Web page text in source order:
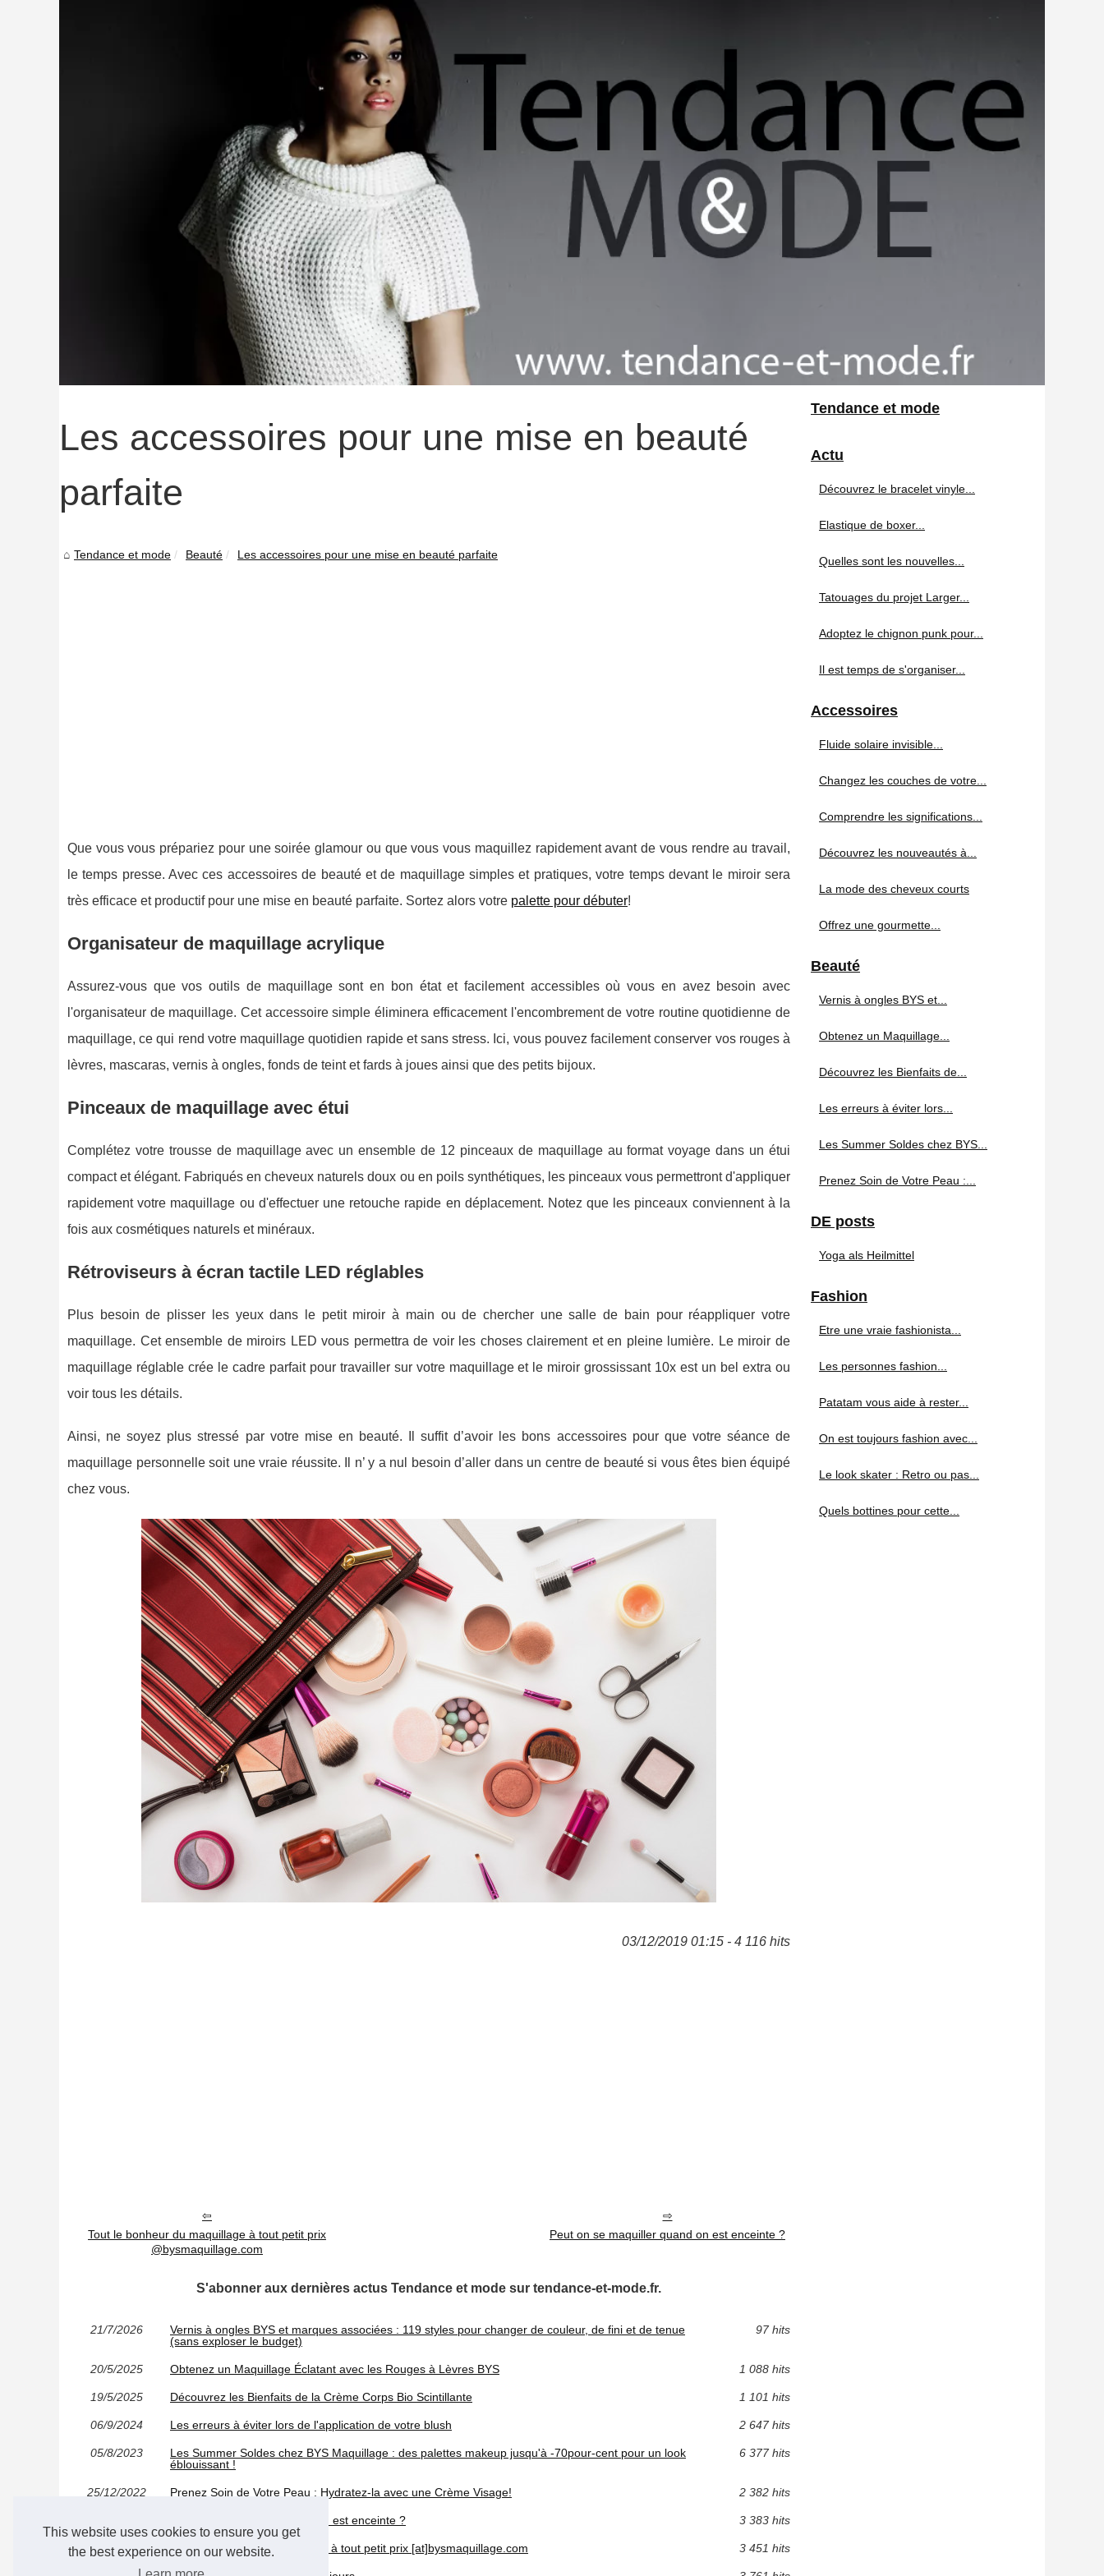
This website uses cookies to ensure you get
the best experience on our website.
Les accessoires pour une mise en beauté
parfaite
Tendance et mode Beauté Les accessoires pour une mise en beauté parfaite
Que vous vous prépariez pour une soirée glamour ou que vous vous maquillez rapidement avant de vous rendre au travail,
le temps presse. Avec ces accessoires de beauté et de maquillage simples et pratiques, votre temps devant le miroir sera
très efficace et productif pour une mise en beauté parfaite. Sortez alors votre palette pour débuter!
Organisateur de maquillage acrylique
Assurez-vous que vos outils de maquillage sont en bon état et facilement accessibles où vous en avez besoin avec
l'organisateur de maquillage. Cet accessoire simple éliminera efficacement l'encombrement de votre routine quotidienne de
maquillage, ce qui rend votre maquillage quotidien rapide et sans stress. Ici, vous pouvez facilement conserver vos rouges à
lèvres, mascaras, vernis à ongles, fonds de teint et fards à joues ainsi que des petits bijoux.
Pinceaux de maquillage avec étui
Complétez votre trousse de maquillage avec un ensemble de 12 pinceaux de maquillage au format voyage dans un étui
compact et élégant. Fabriqués en cheveux naturels doux ou en poils synthétiques, les pinceaux vous permettront d'appliquer
rapidement votre maquillage ou d'effectuer une retouche rapide en déplacement. Notez que les pinceaux conviennent à la
fois aux cosmétiques naturels et minéraux.
Rétroviseurs à écran tactile LED réglables
Plus besoin de plisser les yeux dans le petit miroir à main ou de chercher une salle de bain pour réappliquer votre
maquillage. Cet ensemble de miroirs LED vous permettra de voir les choses clairement et en pleine lumière. Le miroir de
maquillage réglable crée le cadre parfait pour travailler sur votre maquillage et le miroir grossissant 10x est un bel extra ou
voir tous les détails.
Ainsi, ne soyez plus stressé par votre mise en beauté. Il suffit d’avoir les bons accessoires pour que votre séance de
maquillage personnelle soit une vraie réussite. Il n’ y a nul besoin d’aller dans un centre de beauté si vous êtes bien équipé
chez vous.
03/12/2019 01:15 - 4 116 hits
Tout le bonheur du maquillage à tout petit prix
@bysmaquillage.com
Peut on se maquiller quand on est enceinte ?
S'abonner aux dernières actus Tendance et mode sur tendance-et-mode.fr.
21/7/2026
Vernis à ongles BYS et marques associées : 119 styles pour changer de couleur, de fini et de tenue
(sans exploser le budget)
97 hits
20/5/2025 Obtenez un Maquillage Éclatant avec les Rouges à Lèvres BYS 1 088 hits
19/5/2025 Découvrez les Bienfaits de la Crème Corps Bio Scintillante 1 101 hits
06/9/2024 Les erreurs à éviter lors de l'application de votre blush 2 647 hits
05/8/2023
Les Summer Soldes chez BYS Maquillage : des palettes makeup jusqu'à -70pour-cent pour un look
éblouissant !
6 377 hits
25/12/2022 Prenez Soin de Votre Peau : Hydratez-la avec une Crème Visage! 2 382 hits
Peut on se maquiller quand on est enceinte ? 3 383 hits
19/11/2019 Tout le bonheur du maquillage à tout petit prix [at]bysmaquillage.com 3 451 hits
Tendance et mode
Actu
Découvrez le bracelet vinyle...
Elastique de boxer...
Quelles sont les nouvelles...
Tatouages du projet Larger...
Adoptez le chignon punk pour...
Il est temps de s'organiser...
Accessoires
Fluide solaire invisible...
Changez les couches de votre...
Comprendre les significations...
Découvrez les nouveautés à...
La mode des cheveux courts
Offrez une gourmette...
Beauté
Vernis à ongles BYS et...
Obtenez un Maquillage...
Découvrez les Bienfaits de...
Les erreurs à éviter lors...
Les Summer Soldes chez BYS...
Prenez Soin de Votre Peau :...
DE posts
Yoga als Heilmittel
Fashion
Etre une vraie fashionista...
Les personnes fashion...
Patatam vous aide à rester...
On est toujours fashion avec...
Le look skater : Retro ou pas...
Quels bottines pour cette...